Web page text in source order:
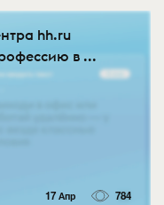
hh.ru
в ...
17 Апр 784